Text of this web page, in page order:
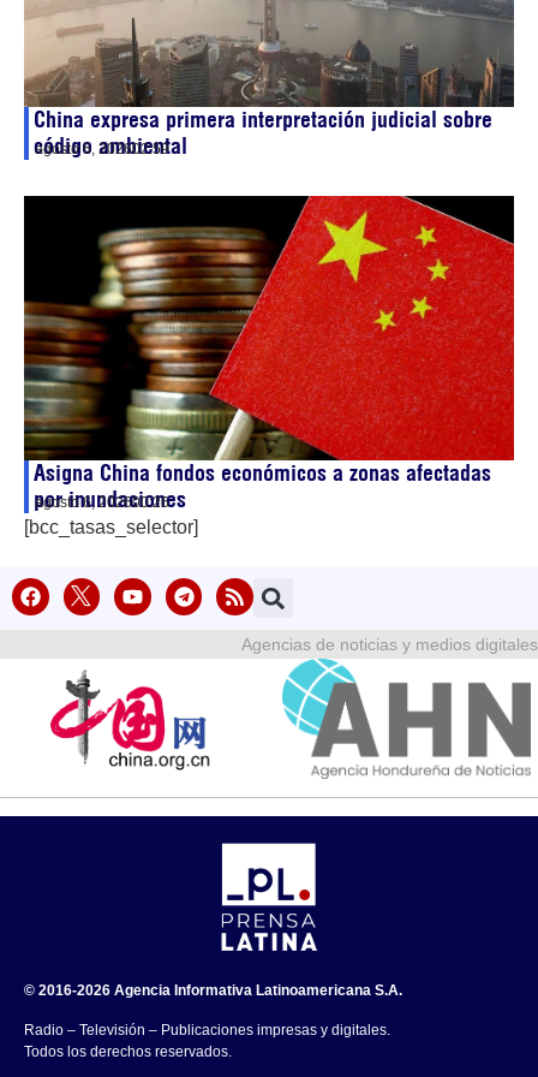
China expresa primera interpretación judicial sobre
código ambiental
agosto 6, 202602:59
Asigna China fondos económicos a zonas afectadas
por inundaciones
agosto 6, 202600:26
[bcc_tasas_selector]
Agencias de noticias y medios digitales
© 2016-2026 Agencia Informativa Latinoamericana S.A.
Radio – Televisión – Publicaciones impresas y digitales.
Todos los derechos reservados.